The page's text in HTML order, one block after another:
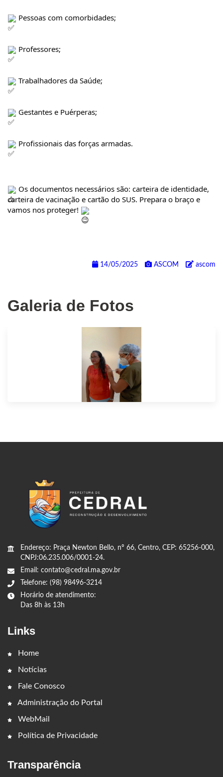
Pessoas com comorbidades;
Professores;
Trabalhadores da Saúde;
Gestantes e Puérperas;
Profissionais das forças armadas.
Os documentos necessários são: carteira de identidade,
carteira de vacinação e cartão do SUS. Prepara o braço e
vamos nos proteger!
14/05/2025 ASCOM ascom
Galeria de Fotos
Endereço: Praça Newton Bello, nº 66, Centro, CEP: 65256-000,
CNPJ:06.235.006/0001-24.
Email: contato@cedral.ma.gov.br
Telefone: (98) 98496-3214
Horário de atendimento:
Das 8h às 13h
Links
Home
Notícias
Fale Conosco
Administração do Portal
WebMail
Política de Privacidade
Transparência